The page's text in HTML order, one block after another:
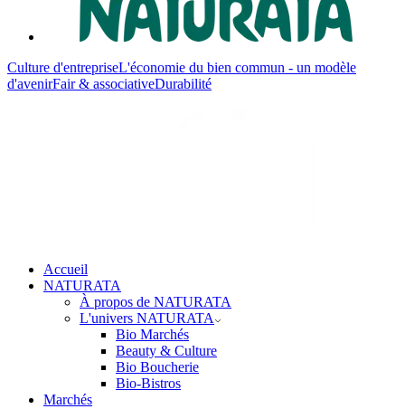
Culture d'entrepriseL'économie du bien commun - un modèle
d'avenirFair & associativeDurabilité
Accueil
NATURATA
À propos de NATURATA
L'univers NATURATA
Bio Marchés
Beauty & Culture
Bio Boucherie
Bio-Bistros
Marchés